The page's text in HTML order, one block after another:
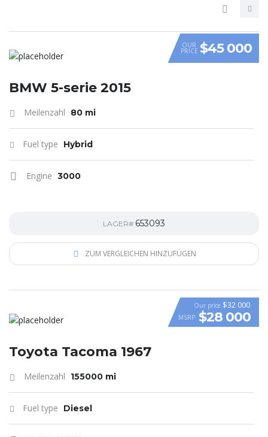
VIDEO
OUR
PRICE $45 000
BMW 5-serie 2015
Meilenzahl 80 mi
Fuel type Hybrid
Engine 3000
LAGER# 653093
ZUM VERGLEICHEN HINZUFÜGEN
Our price $32 000
MSRP $28 000
Toyota Tacoma 1967
Meilenzahl 155000 mi
Fuel type Diesel